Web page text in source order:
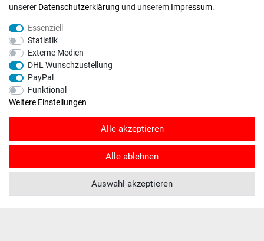
Kontakt
Fragen und Antworten
Unternehmen
Versand
Zahlungsweisen
ZAHLUNGSARTEN / VERSAND
Paypal
VISA / Mastercard
unserer Daten­schutz­erklärung und unserem Impressum.
Essenziell
Statistik
Externe Medien
DHL Wunschzustellung
PayPal
Funktional
Weitere Einstellungen
Alle akzeptieren
Alle ablehnen
Auswahl akzeptieren